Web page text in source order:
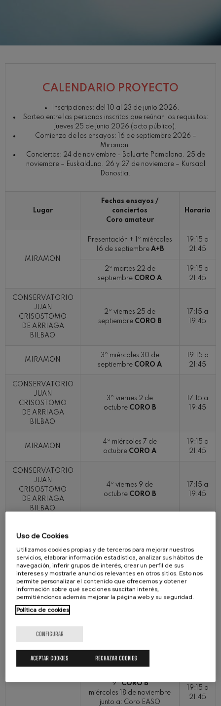
CALENDARIO PROYECTO
Inscripciones: del 10 al 23 de junio 2026.
Sorteo entre las personas inscritas que reúnan los requisitos:
jueves 25 de junio 2026 (acto público).
Comienzo de los ensayos: 16 de septiembre 2026 –
Miramon.
Conciertos: 24 de noviembre - Baluarte Pamplona. 25 de
noviembre – Euskalduna. 26 y 27 de noviembre – Kursaal
Donostia.
Lugar
Fechas ensayos /
conciertos
Coro amateur
Horario
MIRAMON
Presentación + 1º miércoles
16 de septiembre A+B
19:15 a
21:45
2º martes 22 de
septiembre CORO A
19:15 a
21:45
CONSERVATORIO
JUAN
CRISOSTOMO
DE ARRIAGA
BILBAO
2º viernes 25 de
septiembre CORO B
17:15 a
19:45
MIRAMON
3º miércoles 30 de
septiembre CORO A
19:15 a
21:45
CONSERVATORIO
JUAN
CRISOSTOMO
DE ARRIAGA
BILBAO
3º viernes 2 de
octubre CORO B
17:15 a
19:45
MIRAMON
4º miércoles 7 de
octubre CORO A
19:15 a
21:45
CONSERVATORIO
JUAN
CRISOSTOMO
DE ARRIAGA
BILBAO
4º viernes 9 de
octubre CORO B
17:15 a
19:45
MIRAMON
6º miércoles 21 de
octubreA+B
19:15 a
7º martes 27 de
octubre A+B
21:45
martes 17 de noviembre
9ºCORO B
miércoles 18 de noviembre
junto a: Coro EASO
19:15 a
21:45
Franz Schubert: Canción
Franz Schubert
Johannes Brahms: Sinfonía
nº2
Johannes Brahms
Antonin Dvorak: Sinfonía nº6
Antonin Dvorak
Johannes Brahms: Concierto
para piano nº1
Sinfonía nº2
Ludwig van Beethoven
Wolfgang Amadeus Mozart:
Max Bruch: Kol nidrei
Max Bruch
Robert Schumann: Concierto
para violín
Robert Schumann
Gabriel Fauré
Franz Schubert: Sinfonía nº9,
'La grande'
Concierto para clarinete
Wolfgang Amadeus Mozart
Uso de Cookies
Utilizamos cookies propias y de terceros para mejorar nuestros
servicios, elaborar información estadística, analizar sus hábitos de
navegación, inferir grupos de interés, crear un perfil de sus
intereses y mostrarle anuncios relevantes en otros sitios. Esto nos
permite personalizar el contenido que ofrecemos y obtener
información sobre qué secciones suscitan interés,
permitiéndonos además mejorar la página web y su seguridad.
Política de cookies
CONFIGURAR
RECHAZAR COOKIES
ACEPTAR COOKIES